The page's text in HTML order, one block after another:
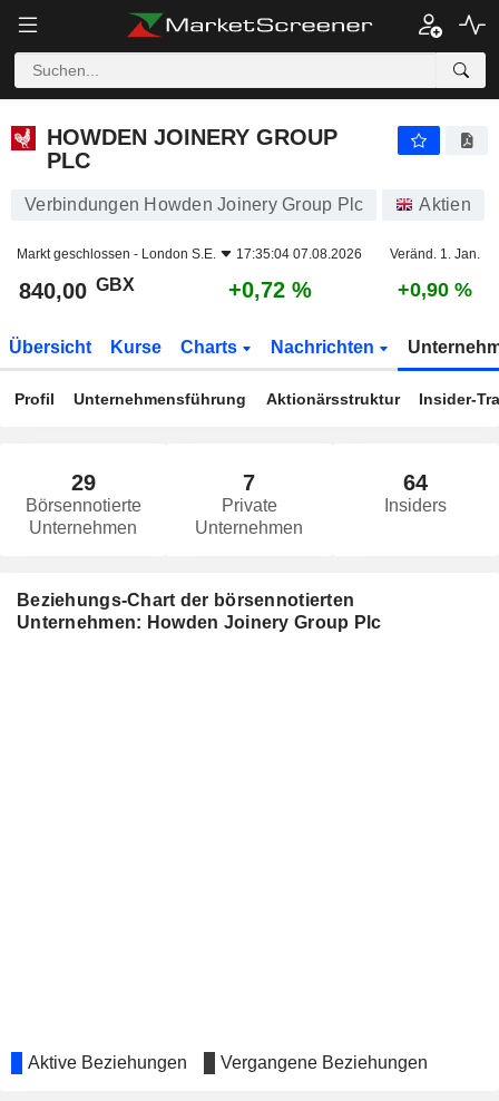
HOWDEN JOINERY GROUP
PLC
Verbindungen Howden Joinery Group Plc Aktien
Markt geschlossen - London S.E. 17:35:04 07.08.2026 Veränd. 1. Jan.
840,00 GBX +0,72 % +0,90 %
Übersicht Kurse Charts Nachrichten
Profil Unternehmensführung Aktionärsstruktur Insider-
29
Börsennotierte
Unternehmen
7
Private
Unternehmen
64
Insiders
Beziehungs-Chart der börsennotierten
Unternehmen: Howden Joinery Group Plc
Aktive Beziehungen Vergangene Beziehungen